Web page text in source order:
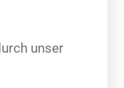
unser